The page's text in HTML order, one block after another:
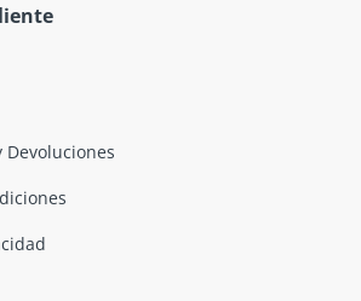
Devoluciones